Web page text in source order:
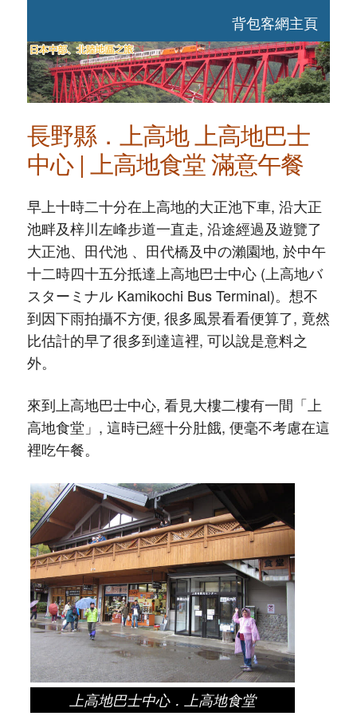
背包客網主頁
長野縣．上高地 上高地巴士
中心 | 上高地食堂 滿意午餐
早上十時二十分在上高地的大正池下車, 沿大正
池畔及梓川左峰步道一直走, 沿途經過及遊覽了
大正池、田代池 、田代橋及中の瀨園地, 於中午
十二時四十五分抵達上高地巴士中心 (上高地バ
スターミナル Kamikochi Bus Terminal)。想不
到因下雨拍攝不方便, 很多風景看看便算了, 竟然
比估計的早了很多到達這裡, 可以說是意料之
外。
來到上高地巴士中心, 看見大樓二樓有一間「上
高地食堂」, 這時已經十分肚餓, 便毫不考慮在這
裡吃午餐。
上高地巴士中心．上高地食堂